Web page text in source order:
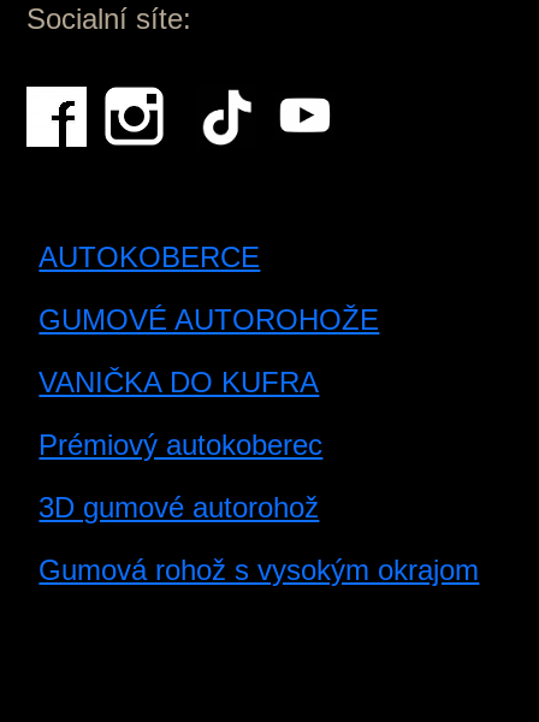
Socialní síte:
AUTOKOBERCE
GUMOVÉ AUTOROHOŽE
VANIČKA DO KUFRA
Prémiový autokoberec
3D gumové autorohož
Gumová rohož s vysokým okrajom